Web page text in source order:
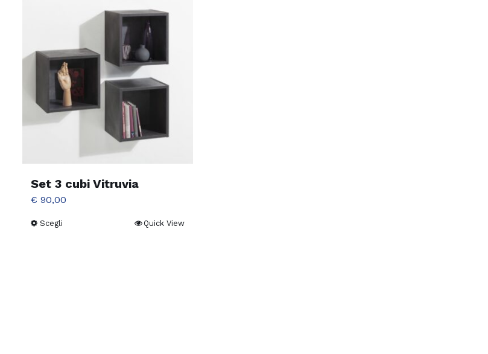
Set 3 cubi Vitruvia
€ 90,00
Scegli Quick View